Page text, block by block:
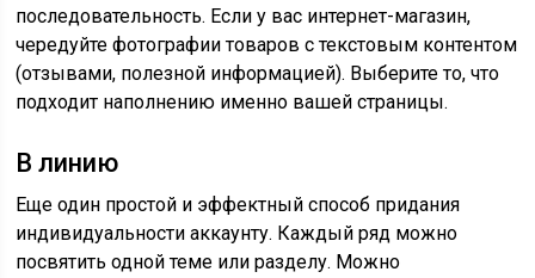
последовательность. Если у вас интернет-магазин,
чередуйте фотографии товаров с текстовым контентом
(отзывами, полезной информацией). Выберите то, что
подходит наполнению именно вашей страницы.
В линию
Еще один простой и эффектный способ придания
индивидуальности аккаунту. Каждый ряд можно
посвятить одной теме или разделу. Можно